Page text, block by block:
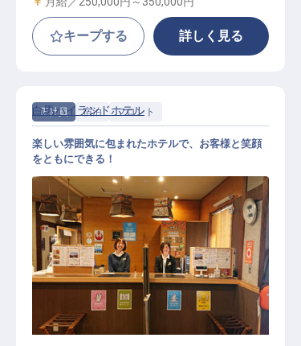
キープする 詳しく見る
正社員 宿泊 フロント
フロントスタッフ（未経験OK／勤務
後温泉利用OK／単身寮あり）
白馬ハイランドホテル
楽しい雰囲気に包まれたホテルで、お客様と笑顔
をともにできる！